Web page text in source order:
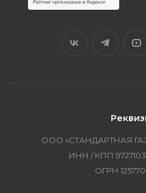
ООО «СТАНДАРТНАЯ
ИНН / КПП
ОГРН